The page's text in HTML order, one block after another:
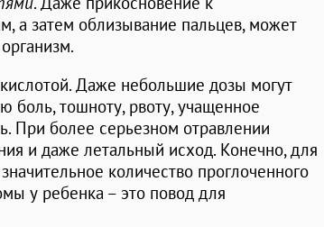
а затем облизывание пальцев, может
Даже небольшие дозы могут
боль, тошноту, рвоту, учащенное
При более серьезном отравлении
и даже летальный исход. Конечно, для
количество проглоченного
у ребенка – это повод для